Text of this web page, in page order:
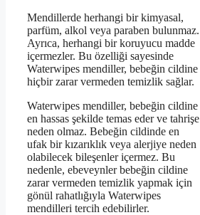
Mendillerde herhangi bir kimyasal,
parfüm, alkol veya paraben bulunmaz.
Ayrıca, herhangi bir koruyucu madde
içermezler. Bu özelliği sayesinde
Waterwipes mendiller, bebeğin cildine
hiçbir zarar vermeden temizlik sağlar.
Waterwipes mendiller, bebeğin cildine
en hassas şekilde temas eder ve tahrişe
neden olmaz. Bebeğin cildinde en
ufak bir kızarıklık veya alerjiye neden
olabilecek bileşenler içermez. Bu
nedenle, ebeveynler bebeğin cildine
zarar vermeden temizlik yapmak için
gönül rahatlığıyla Waterwipes
mendilleri tercih edebilirler.